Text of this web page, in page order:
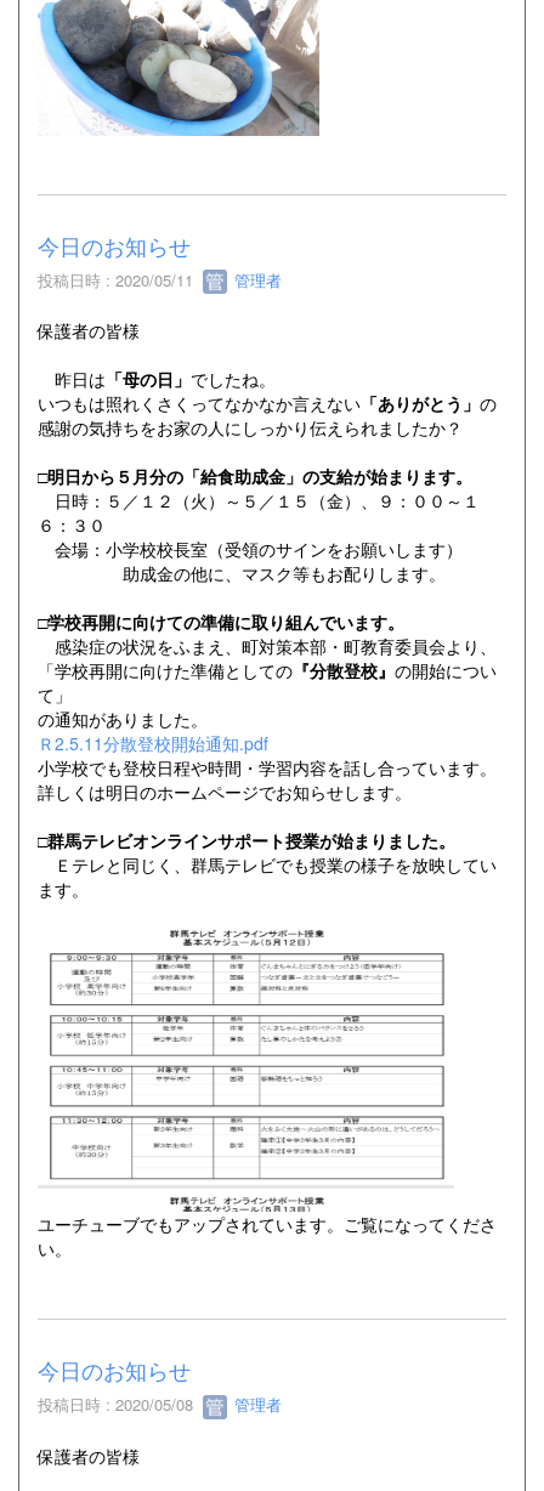
今日のお知らせ
投稿日時 : 2020/05/11 管理者
保護者の皆様
昨日は 「母の日」 でしたね。
いつもは照れくさくってなかなか言えない 「ありがとう」 の
感謝の気持ちをお家の人にしっかり伝えられましたか？
□明日から５月分の「給食助成金」の支給が始まります。
日時：５／１２（火）～５／１５（金）、９：００～１
６：３０
会場：小学校校長室（受領のサインをお願いします）
助成金の他に、マスク等もお配りします。
□学校再開に向けての準備に取り組んでいます。
感染症の状況をふまえ、町対策本部・町教育委員会より、
「学校再開に向けた準備としての 『分散登校』 の開始につい
て」
の通知がありました。
Ｒ2.5.11分散登校開始通知.pdf
小学校でも登校日程や時間・学習内容を話し合っています。
詳しくは明日のホームページでお知らせします。
□群馬テレビオンラインサポート授業が始まりました。
Ｅテレと同じく、群馬テレビでも授業の様子を放映してい
ます。
ユーチューブでもアップされています。ご覧になってくださ
い。
今日のお知らせ
投稿日時 : 2020/05/08 管理者
保護者の皆様